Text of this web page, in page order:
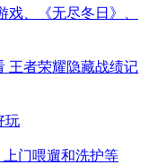
戏、《无尽冬日》、
王者荣耀隐藏战绩记
玩
门喂遛和洗护等